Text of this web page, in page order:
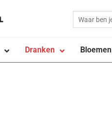
Dranken Bloemen